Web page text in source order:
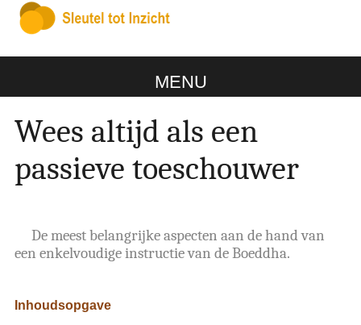
MENU
Wees altijd als een
passieve toeschouwer
De meest belangrijke aspecten aan de hand van
een enkelvoudige instructie van de Boeddha.
Inhoudsopgave